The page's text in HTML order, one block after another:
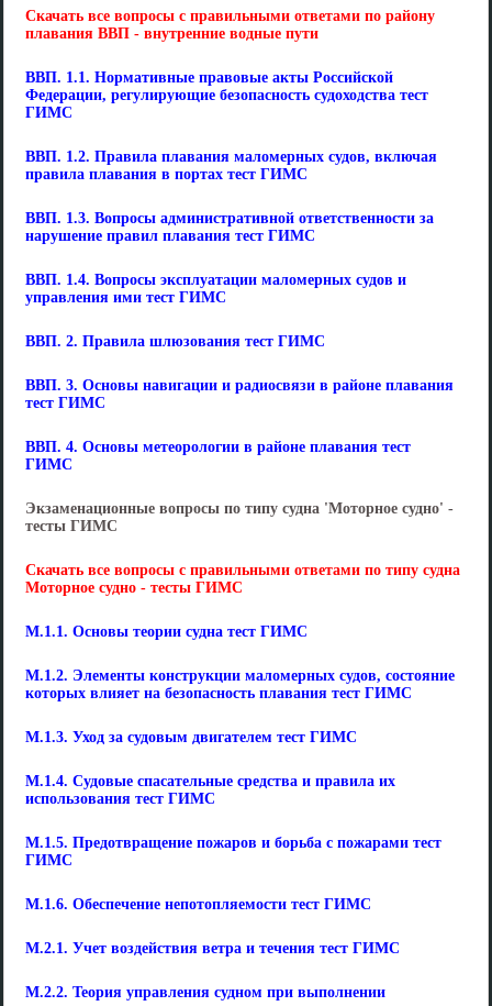
Скачать все вопросы с правильными ответами по району
плавания ВВП - внутренние водные пути
ВВП. 1.1. Нормативные правовые акты Российской
Федерации, регулирующие безопасность судоходства тест
ГИМС
ВВП. 1.2. Правила плавания маломерных судов, включая
правила плавания в портах тест ГИМС
ВВП. 1.3. Вопросы административной ответственности за
нарушение правил плавания тест ГИМС
ВВП. 1.4. Вопросы эксплуатации маломерных судов и
управления ими тест ГИМС
ВВП. 2. Правила шлюзования тест ГИМС
ВВП. 3. Основы навигации и радиосвязи в районе плавания
тест ГИМС
ВВП. 4. Основы метеорологии в районе плавания тест
ГИМС
Экзаменационные вопросы по типу судна 'Моторное судно' -
тесты ГИМС
Скачать все вопросы с правильными ответами по типу судна
Моторное судно - тесты ГИМС
М.1.1. Основы теории судна тест ГИМС
М.1.2. Элементы конструкции маломерных судов, состояние
которых влияет на безопасность плавания тест ГИМС
М.1.3. Уход за судовым двигателем тест ГИМС
М.1.4. Судовые спасательные средства и правила их
использования тест ГИМС
М.1.5. Предотвращение пожаров и борьба с пожарами тест
ГИМС
М.1.6. Обеспечение непотопляемости тест ГИМС
М.2.1. Учет воздействия ветра и течения тест ГИМС
М.2.2. Теория управления судном при выполнении